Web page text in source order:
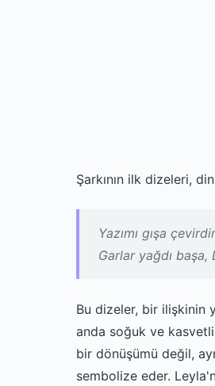
Şarkının ilk dizeleri,
Yazımı gışa
Garlar yağdı başa,
Bu dizeler, bir ilişkinin
anda soğuk ve kasvetli
bir dönüşümü değil,
sembolize eder.